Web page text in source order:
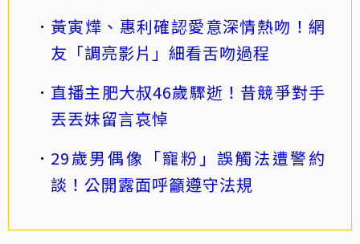
黃寅燁、惠利確認愛意深情熱吻！網
友「調亮影片」細看舌吻過程
直播主肥大叔46歲驟逝！昔競爭對手
丟丟妹留言哀悼
29歲男偶像「寵粉」誤觸法遭警約
談！公開露面呼籲遵守法規